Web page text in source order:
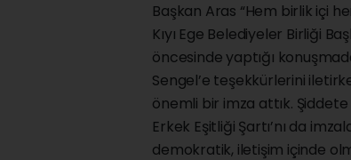
Başkan Aras “Hem birlik içi
Kıyı Ege Belediyeler Birliği
öncesinde yaptığı
Sengel’e teşekkürlerini
önemli bir imza attık.
Erkek Eşitliği Şartı’nı da
demokratik, iletişim içinde